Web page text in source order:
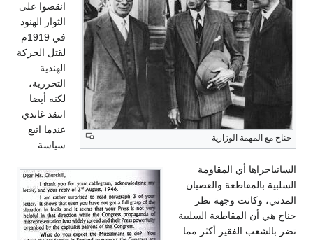
جناح مع المهمة الوزارية
انقضوا على
الثوار الهنود
في 1919م
لقتل الحركة
الهندية
التحررية،
لكنه أيضا
انتقد غاندي
عندما اتبع
سياسة
الساتياجراها أي المقاومة
السلبية بالمقاطعة والعصيان
المدني، وكانت وجهة نظر
جناح هي أن المقاطعة السلبية
تضر بالشعب الفقير أكثر مما